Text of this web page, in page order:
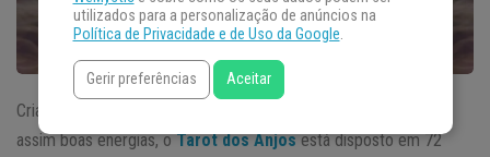
Criado com a finalidade de acessar o mundo celestial, obtendo
assim boas energias, oTarot dos Anjosestá disposto em 72
utilizados para a personalização de anúncios na
Política de Privacidade e de Uso da Google.
Gerir preferências Aceitar